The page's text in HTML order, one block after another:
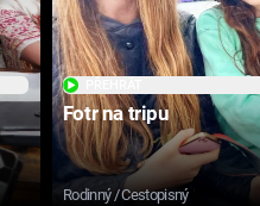
Fotr na tripu
Rodinný / Cestopisný